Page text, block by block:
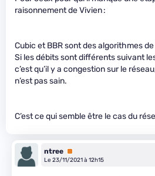
raisonnement de Vivien :
Cubic et BBR sont des algorithmes
Si les débits sont différents suivant
c’est qu’il y a congestion sur le
n’est pas sain.
C’est ce qui semble être le cas du
ntree Premium
Le 23/11/2021 à 12h15